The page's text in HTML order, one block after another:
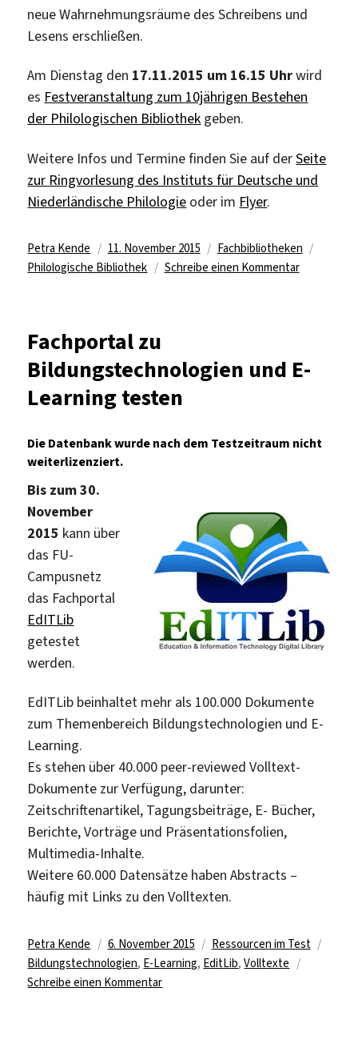
neue Wahrnehmungsräume des Schreibens und
Lesens erschließen.
Am Dienstag den 17.11.2015 um 16.15 Uhrwird
es Festveranstaltung zum 10jährigen Bestehen
der Philologischen Bibliothek geben.
Weitere Infos und Termine finden Sie auf derSeite
zur Ringvorlesung des Instituts für Deutsche und
Niederländische Philologie oder im Flyer.
Autor
Petra Kende
Veröffentlicht
am
11. November 2015 Kategorien
Fachbibliotheken
Philologische Bibliothek
Schreibe einen Kommentarzu
Fachportal zu
Bildungstechnologien und E-
Learning testen
Die Datenbank wurde nach dem Testzeitraum nicht
weiterlizenziert.
Bis zum 30.
November
2015 kann über
das FU-
Campusnetz
das Fachportal
EdITLib
getestet
werden.
EdITLib beinhaltet mehr als 100.000 Dokumente
zum Themenbereich Bildungstechnologien und E-
Learning.
Es stehen über 40.000 peer-reviewed Volltext-
Dokumente zur Verfügung, darunter:
Zeitschriftenartikel, Tagungsbeiträge, E- Bücher,
Berichte, Vorträge und Präsentationsfolien,
Multimedia-Inhalte.
Weitere 60.000 Datensätze haben Abstracts –
häufig mit Links zu den Volltexten.
Autor
Petra Kende
Veröffentlicht
am
6. November 2015 Kategorien
Ressourcen im Test
Bildungstechnologien, E-Learning, EditLib,Volltexte
Schreibe einen Kommentarzu